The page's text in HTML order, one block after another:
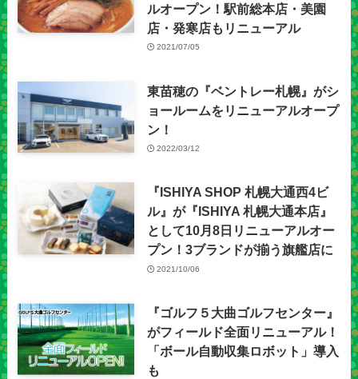
ルオープン！駅前総本店・美園
店・発寒店もリニューアル
2021/07/05
東苗穂の『ベントレー札幌』がシ
ョールームをリニューアルオープ
ン！
2022/03/12
『ISHIYA SHOP 札幌大通西4ビ
ル』が『ISHIYA 札幌大通本店』
として10月8日リニューアルオー
プン！3ブランドが揃う旗艦店に
2021/10/06
『ゴルフ５大曲ゴルフセンター』
がフィールド全面リニューアル！
「ボール自動収集ロボット」導入
も